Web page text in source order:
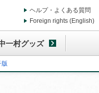
ヘルプ・よくある質問
Foreign rights (English)
一村グッズ
版